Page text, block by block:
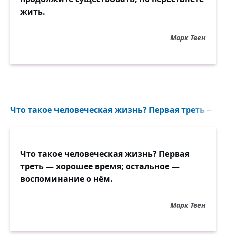
жить.
Марк Твен
Что такое человеческая жизнь? Первая треть —
Что такое человеческая жизнь? Первая
треть — хорошее время; остальное —
воспоминание о нём.
Марк Твен